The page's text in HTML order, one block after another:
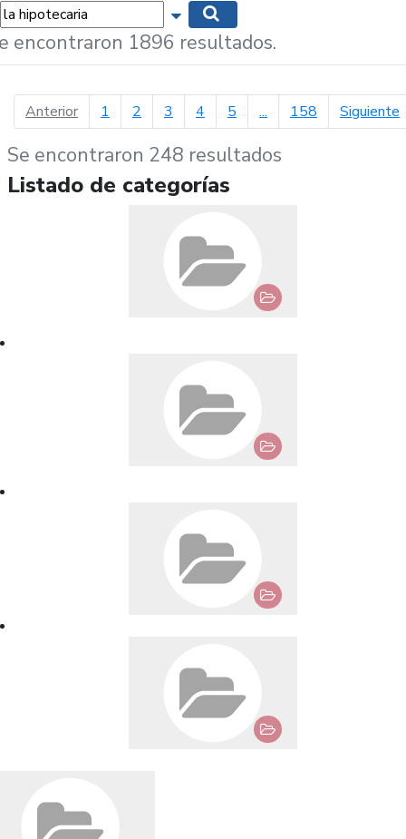
Mostrar opciones de búsqueda
encontraron 1896 resultados.
Anteriorpágina anterior
1 2 3 4 5 ... 158 Siguiente
Se encontraron 248 resultados
Listado de categorías